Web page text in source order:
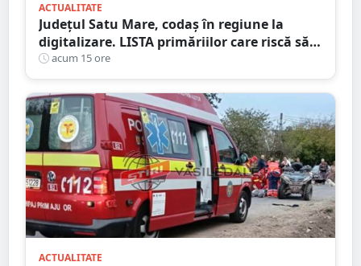
ACTUALITATE
Județul Satu Mare, codaș în regiune la
digitalizare. LISTA primăriilor care riscă să
piardă bani de la buget
acum 15 ore
ACTUALITATE